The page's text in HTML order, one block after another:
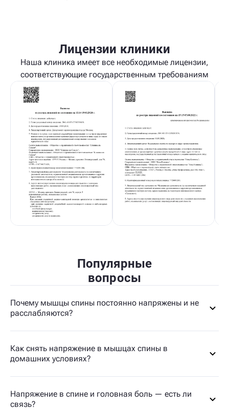
Лицензии клиники
Наша клиника имеет все необходимые лицензии,
соответствующие государственным требованиям
Популярные
вопросы
Почему мышцы спины постоянно напряжены и не
расслабляются?
Как снять напряжение в мышцах спины в
домашних условиях?
Напряжение в спине и головная боль — есть ли
связь?